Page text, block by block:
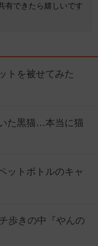
有できたら嬉しいです
トを被せてみた
た黒猫…本当に猫
ットボトルのキャ
歩きの中『やんの